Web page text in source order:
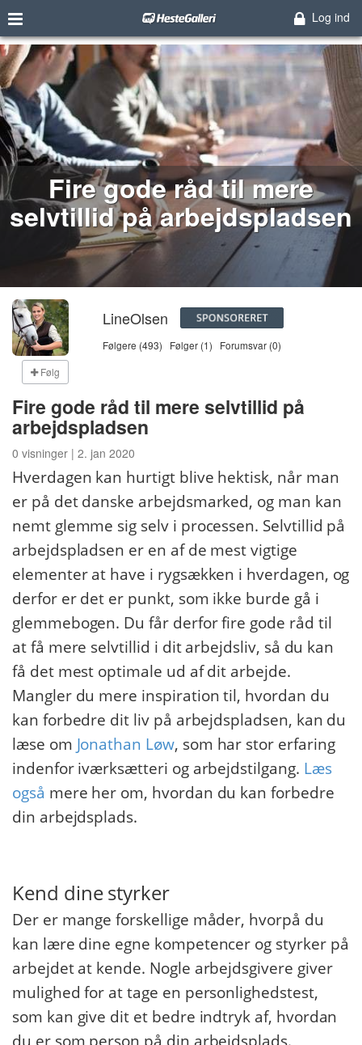
Log ind
Fire gode råd til mere
selvtillid på arbejdspladsen
Følg
LineOlsen
Følgere (493) Følger (1) Forumsvar (0)
Fire gode råd til mere selvtillid på
arbejdspladsen
0 visninger | 2. jan 2020
Hverdagen kan hurtigt blive hektisk, når man
er på det danske arbejdsmarked, og man kan
nemt glemme sig selv i processen. Selvtillid på
arbejdspladsen er en af de mest vigtige
elementer at have i rygsækken i hverdagen, og
derfor er det er punkt, som ikke burde gå i
glemmebogen. Du får derfor fire gode råd til
at få mere selvtillid i dit arbejdsliv, så du kan
få det mest optimale ud af dit arbejde.
Mangler du mere inspiration til, hvordan du
kan forbedre dit liv på arbejdspladsen, kan du
læse om Jonathan Løw, som har stor erfaring
indenfor iværksætteri og arbejdstilgang. Læs
også mere her om, hvordan du kan forbedre
din arbejdsplads.
Kend dine styrker
Der er mange forskellige måder, hvorpå du
kan lære dine egne kompetencer og styrker på
arbejdet at kende. Nogle arbejdsgivere giver
mulighed for at tage en personlighedstest,
som kan give dit et bedre indtryk af, hvordan